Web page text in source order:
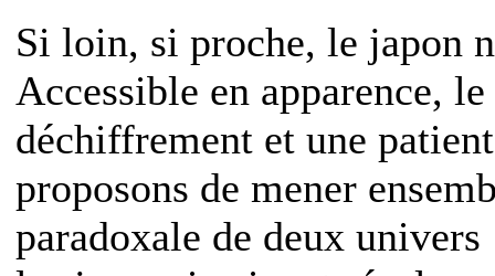
Si loin, si proche, le japon
Accessible en apparence,
déchiffrement et une
proposons de mener
paradoxale de deux